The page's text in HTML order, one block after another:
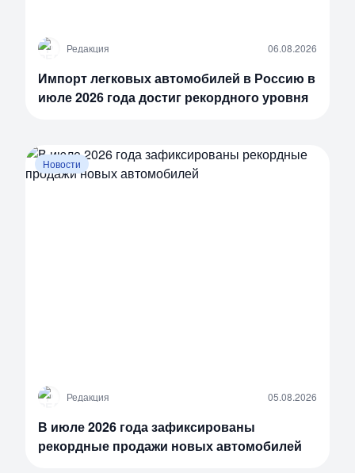
Р Редакция 06.08.2026
Импорт легковых автомобилей в Россию в
июле 2026 года достиг рекордного уровня
Новости
Р Редакция 05.08.2026
В июле 2026 года зафиксированы
рекордные продажи новых автомобилей